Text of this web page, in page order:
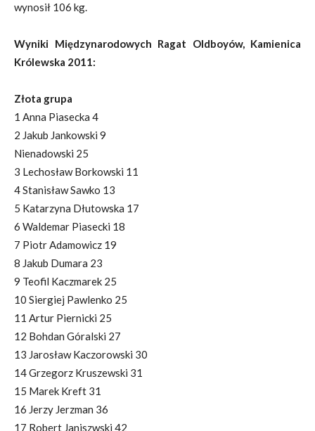
wynosił 106 kg.
Wyniki Międzynarodowych Ragat Oldboyów, Kamienica
Królewska 2011:
Złota grupa
1 Anna Piasecka 4
2 Jakub Jankowski 9
Nienadowski 25
3 Lechosław Borkowski 11
4 Stanisław Sawko 13
5 Katarzyna Dłutowska 17
6 Waldemar Piasecki 18
7 Piotr Adamowicz 19
8 Jakub Dumara 23
9 Teofil Kaczmarek 25
10 Siergiej Pawlenko 25
11 Artur Piernicki 25
12 Bohdan Góralski 27
13 Jarosław Kaczorowski 30
14 Grzegorz Kruszewski 31
15 Marek Kreft 31
16 Jerzy Jerzman 36
17 Robert Janiszwski 42